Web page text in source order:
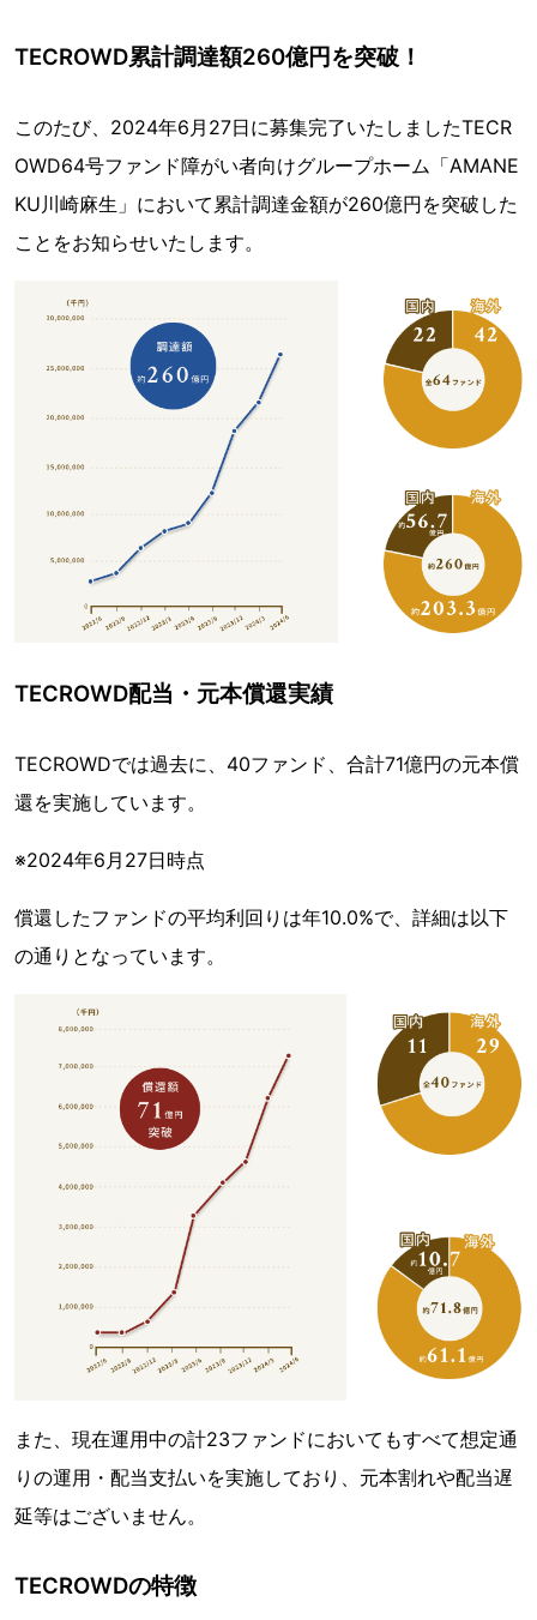
TECROWD累計調達額260億円を突破！
このたび、2024年6月27日に募集完了いたしましたTECR
OWD64号ファンド障がい者向けグループホーム「AMANE
KU川崎麻生」において累計調達金額が260億円を突破した
ことをお知らせいたします。
TECROWD配当・元本償還実績
TECROWDでは過去に、40ファンド、合計71億円の元本償
還を実施しています。
※2024年6月27日時点
償還したファンドの平均利回りは年10.0%で、詳細は以下
の通りとなっています。
また、現在運用中の計23ファンドにおいてもすべて想定通
りの運用・配当支払いを実施しており、元本割れや配当遅
延等はございません。
TECROWDの特徴